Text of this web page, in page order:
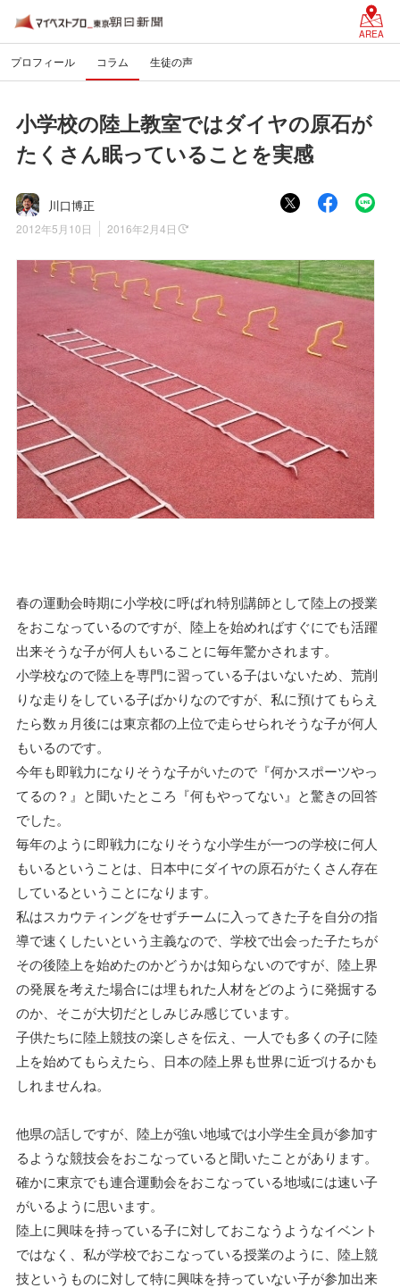
AREA
プロフィール コラム 生徒の声
小学校の陸上教室ではダイヤの原石が
たくさん眠っていることを実感
川口博正
2012年5月10日 2016年2月4日
春の運動会時期に小学校に呼ばれ特別講師として陸上の授業
をおこなっているのですが、陸上を始めればすぐにでも活躍
出来そうな子が何人もいることに毎年驚かされます。
小学校なので陸上を専門に習っている子はいないため、荒削
りな走りをしている子ばかりなのですが、私に預けてもらえ
たら数ヵ月後には東京都の上位で走らせられそうな子が何人
もいるのです。
今年も即戦力になりそうな子がいたので『何かスポーツやっ
てるの？』と聞いたところ『何もやってない』と驚きの回答
でした。
毎年のように即戦力になりそうな小学生が一つの学校に何人
もいるということは、日本中にダイヤの原石がたくさん存在
しているということになります。
私はスカウティングをせずチームに入ってきた子を自分の指
導で速くしたいという主義なので、学校で出会った子たちが
その後陸上を始めたのかどうかは知らないのですが、陸上界
の発展を考えた場合には埋もれた人材をどのように発掘する
のか、そこが大切だとしみじみ感じています。
子供たちに陸上競技の楽しさを伝え、一人でも多くの子に陸
上を始めてもらえたら、日本の陸上界も世界に近づけるかも
しれませんね。
他県の話しですが、陸上が強い地域では小学生全員が参加す
るような競技会をおこなっていると聞いたことがあります。
確かに東京でも連合運動会をおこなっている地域には速い子
がいるように思います。
陸上に興味を持っている子に対しておこなうようなイベント
ではなく、私が学校でおこなっている授業のように、陸上競
技というものに対して特に興味を持っていない子が参加出来